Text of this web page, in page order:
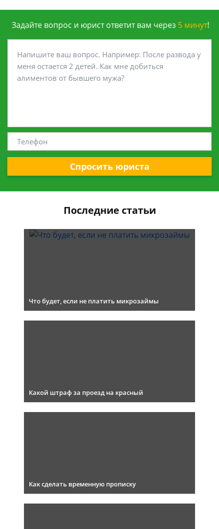
Задайте вопрос и юрист ответит вам через 5 минут!
Спросить юриста
Последние статьи
Что будет, если не платить микрозаймы
Какой штраф за проезд на красный
Как сделать временную прописку